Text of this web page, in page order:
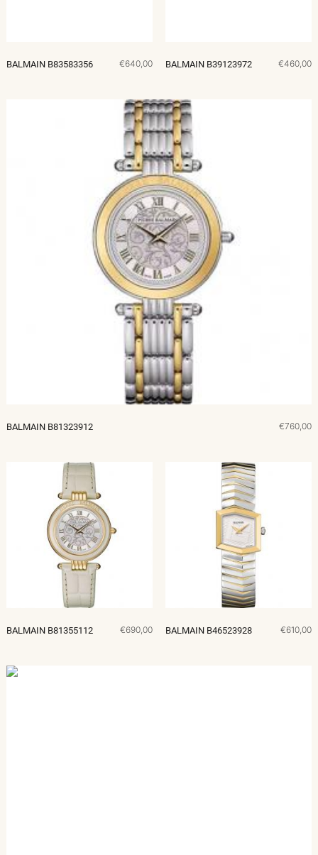
BALMAIN B83583356 €640,00 BALMAIN B39123972 €460,00
BALMAIN B81323912 €760,00
BALMAIN B81355112 €690,00 BALMAIN B46523928 €610,00